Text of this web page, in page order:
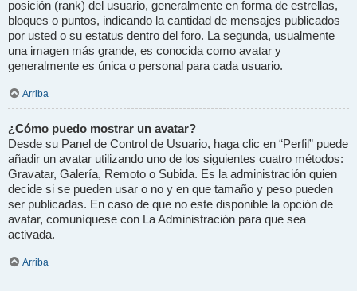
posición (rank) del usuario, generalmente en forma de estrellas,
bloques o puntos, indicando la cantidad de mensajes publicados
por usted o su estatus dentro del foro. La segunda, usualmente
una imagen más grande, es conocida como avatar y
generalmente es única o personal para cada usuario.
Arriba
¿Cómo puedo mostrar un avatar?
Desde su Panel de Control de Usuario, haga clic en “Perfil” puede
añadir un avatar utilizando uno de los siguientes cuatro métodos:
Gravatar, Galería, Remoto o Subida. Es la administración quien
decide si se pueden usar o no y en que tamaño y peso pueden
ser publicadas. En caso de que no este disponible la opción de
avatar, comuníquese con La Administración para que sea
activada.
Arriba